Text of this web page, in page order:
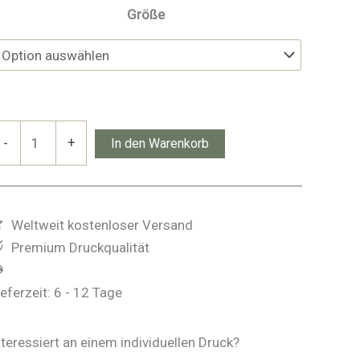
Größe
- + In den Warenkorb
Weltweit kostenloser Versand
Premium Druckqualität
6 - 12 Tage
an einem individuellen Druck?